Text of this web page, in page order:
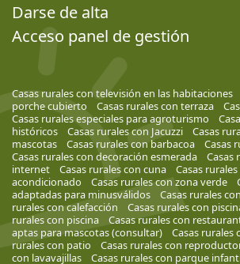
Darse de alta
Acceso panel de gestión
Casas rurales con televisión en las habitaciones
porche cubierto
Casas rurales con terraza
Casas rurales especiales para agroturismo
históricos
Casas rurales con Jacuzzi
Casas
mascotas
Casas rurales con barbacoa
Casas
Casas rurales con decoración esmerada
Casas
internet
Casas rurales con cuna
Casas
acondicionado
Casas rurales con zona verde
adaptadas para minusválidos
Casas rurales
rurales con calefacción
Casas rurales con
rurales con piscina
Casas rurales con
aptas para mascotas (consultar)
Casas rurales
rurales con patio
Casas rurales con
con lavavajillas
Casas rurales con parque